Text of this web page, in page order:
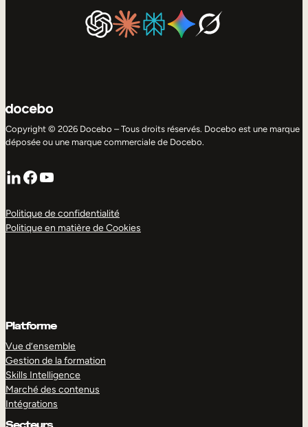
Copyright © 2026 Docebo – Tous droits réservés. Docebo est une marque
déposée ou une marque commerciale de Docebo.
LinkedIn
Facebook
YouTube
Politique de confidentialité
Politique en matière de Cookies
Platforme
Vue d’ensemble
Gestion de la formation
Skills Intelligence
Marché des contenus
Intégrations